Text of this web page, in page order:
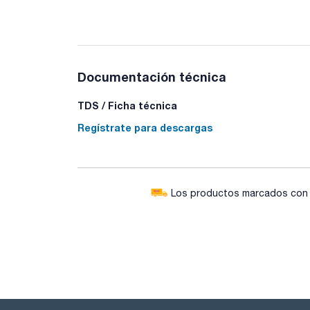
Documentación técnica
TDS / Ficha técnica
Regístrate para descargas
Los productos marcados